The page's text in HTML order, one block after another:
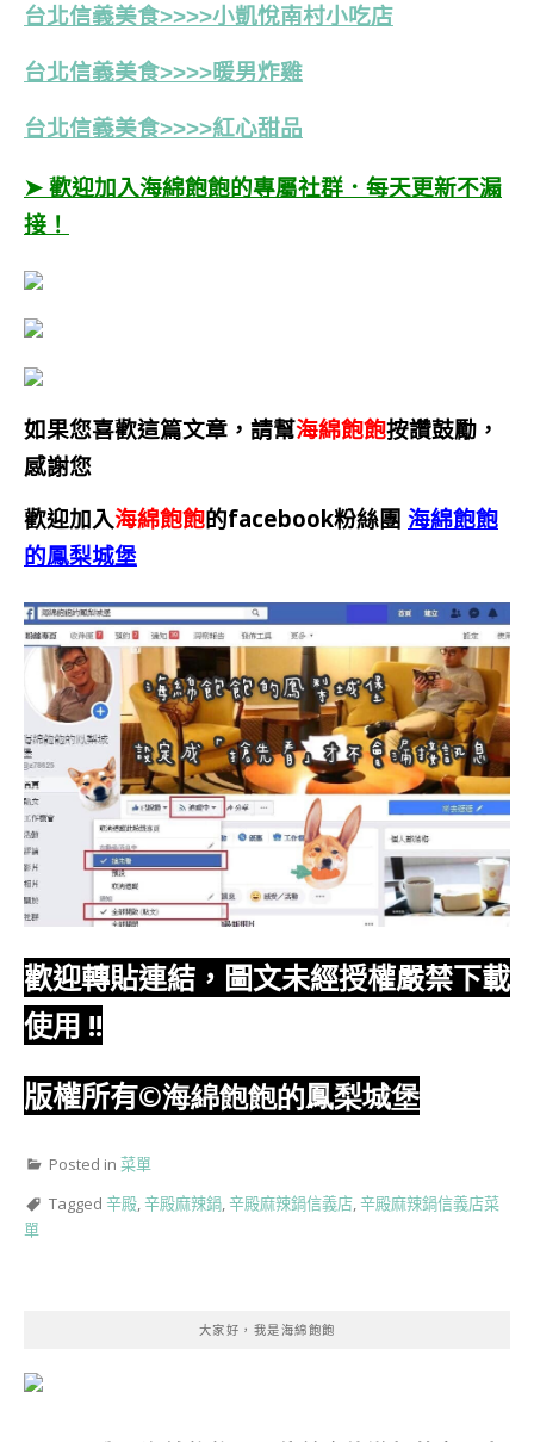
台北信義美食>>>>小凱悅南村小吃店
台北信義美食>>>>暖男炸雞
台北信義美食>>>>紅心甜品
➤ 歡迎加入海綿飽飽的專屬社群．每天更新不漏
接！
如果您喜歡這篇文章，請幫海綿飽飽按讚鼓勵，
感謝您
歡迎加入海綿飽飽的facebook粉絲團 海綿飽飽
的鳳梨城堡
歡迎轉貼連結，圖文未經授權嚴禁下載
使用 !!
版權所有©海綿飽飽的鳳梨城堡
Posted in 菜單
Tagged 辛殿,辛殿麻辣鍋,辛殿麻辣鍋信義店,辛殿麻辣鍋信義店菜
單
大家好，我是海綿飽飽